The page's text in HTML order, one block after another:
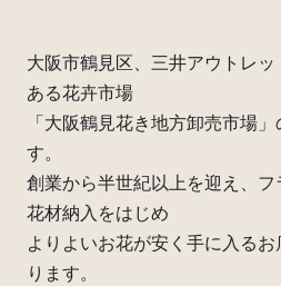
大阪市鶴見区、三井アウトレ
ある花卉市場
「大阪鶴見花き地方卸売市場
す。
創業から半世紀以上を迎え、
花材納入をはじめ
よりよいお花が安く手に入る
ります。